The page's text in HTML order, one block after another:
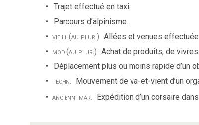
Trajet effectué en taxi.
Parcours d’alpinisme.
vieilli(au plur.) Allées et venues
mod.(au plur.) Achat de produits, de
Déplacement plus ou moins rapide d’un
techn. Mouvement de va-et-vient d’un
ancienntmar. Expédition d’un corsaire